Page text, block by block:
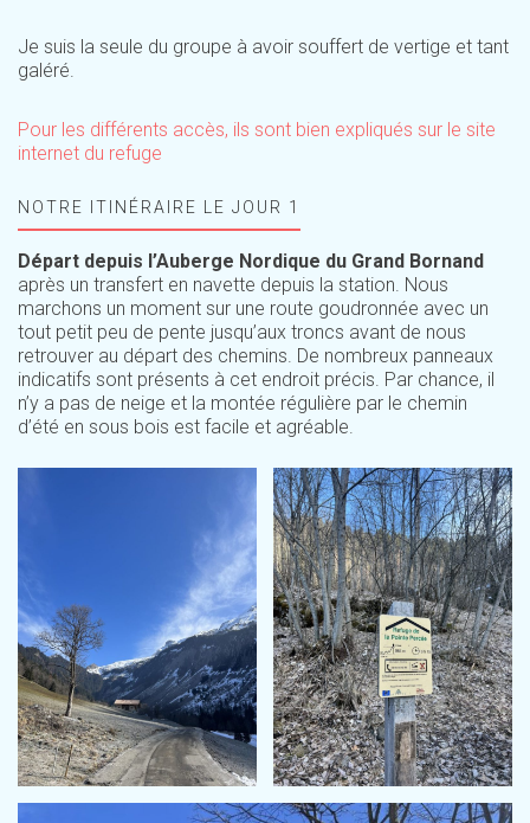
Je suis la seule du groupe à avoir souffert de vertige et tant
galéré.
Pour les différents accès, ils sont bien expliqués sur le site
internet du refuge
NOTRE ITINÉRAIRE LE JOUR 1
Départ depuis l’Auberge Nordique du Grand Bornand
après un transfert en navette depuis la station. Nous
marchons un moment sur une route goudronnée avec un
tout petit peu de pente jusqu’aux troncs avant de nous
retrouver au départ des chemins. De nombreux panneaux
indicatifs sont présents à cet endroit précis. Par chance, il
n’y a pas de neige et la montée régulière par le chemin
d’été en sous bois est facile et agréable.